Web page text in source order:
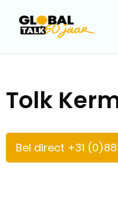
Tolk
Bel direct +31